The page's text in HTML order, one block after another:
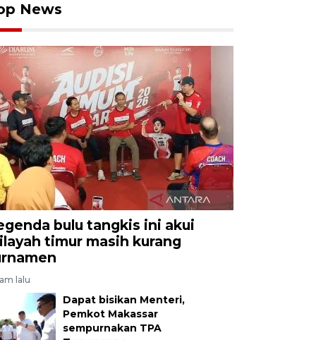
News
bulu tangkis ini akui
timur masih kurang
lalu
Dapat bisikan Menteri,
Pemkot Makassar
sempurnakan TPA